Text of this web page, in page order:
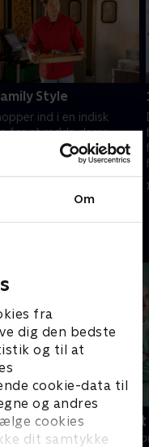
Om
fra
dig den bedste
og til at
cookie-data til
og andres
cookies
dit samtykke
Style
ind i en indisk
for at redde deres
familierestaurant fra
Fake Patient
Drama • 1